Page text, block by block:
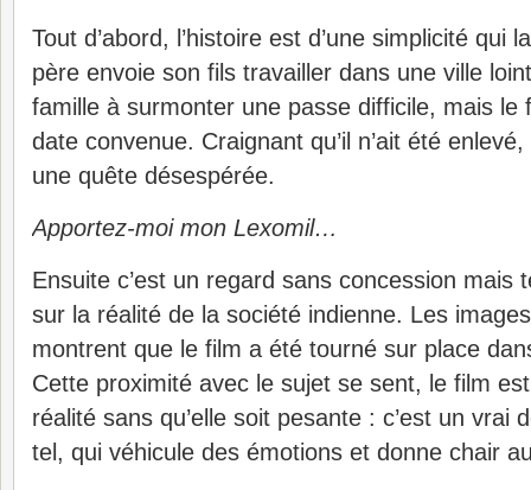
Tout d’abord, l’histoire est d’une simplicité qui
père envoie son fils travailler dans une ville
famille à surmonter une passe difficile, mais le
date convenue. Craignant qu’il n’ait été
une quête désespérée.
Apportez-moi mon Lexomil…
Ensuite c’est un regard sans concession mais
sur la réalité de la société indienne. Les
montrent que le film a été tourné sur place
Cette proximité avec le sujet se sent, le film
réalité sans qu’elle soit pesante : c’est un vrai
tel, qui véhicule des émotions et donne chair